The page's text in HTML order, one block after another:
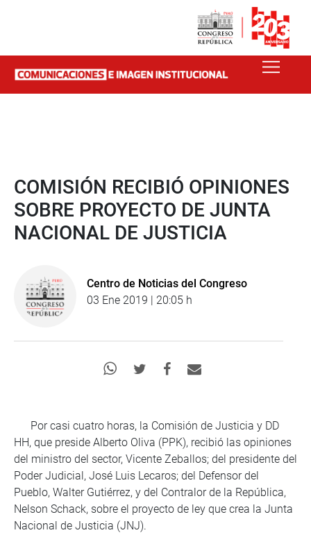
COMISIÓN RECIBIÓ OPINIONES
SOBRE PROYECTO DE JUNTA
NACIONAL DE JUSTICIA
Centro de Noticias del Congreso
03 Ene 2019 | 20:05 h
Por casi cuatro horas, la Comisión de Justicia y DD
HH, que preside Alberto Oliva (PPK), recibió las opiniones
del ministro del sector, Vicente Zeballos; del presidente del
Poder Judicial, José Luis Lecaros; del Defensor del
Pueblo, Walter Gutiérrez, y del Contralor de la República,
Nelson Schack, sobre el proyecto de ley que crea la Junta
Nacional de Justicia (JNJ).